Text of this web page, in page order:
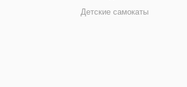
Детские самокаты